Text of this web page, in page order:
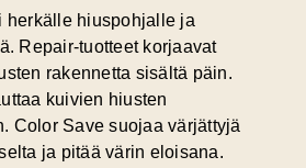
herkälle hiuspohjalle ja
Repair-tuotteet korjaavat
rakennetta sisältä päin.
kuivien hiusten
Color Save suojaa värjättyjä
ja pitää värin eloisana.